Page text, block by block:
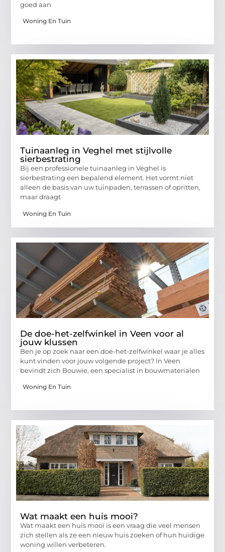
goed aan
Woning En Tuin
Tuinaanleg in Veghel met stijlvolle
sierbestrating
Bij een professionele tuinaanleg in Veghel is
sierbestrating een bepalend element. Het vormt niet
alleen de basis van uw tuinpaden, terrassen of opritten,
maar draagt
Woning En Tuin
De doe-het-zelfwinkel in Veen voor al
jouw klussen
Ben je op zoek naar een doe-het-zelfwinkel waar je alles
kunt vinden voor jouw volgende project? In Veen
bevindt zich Bouwie, een specialist in bouwmaterialen
Woning En Tuin
Wat maakt een huis mooi?
Wat maakt een huis mooi is een vraag die veel mensen
zich stellen als ze een nieuw huis zoeken of hun huidige
woning willen verbeteren.